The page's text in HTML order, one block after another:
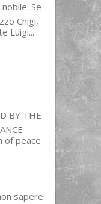
Se
Chigi,
Luigi...
BY THE
of peace
sapere